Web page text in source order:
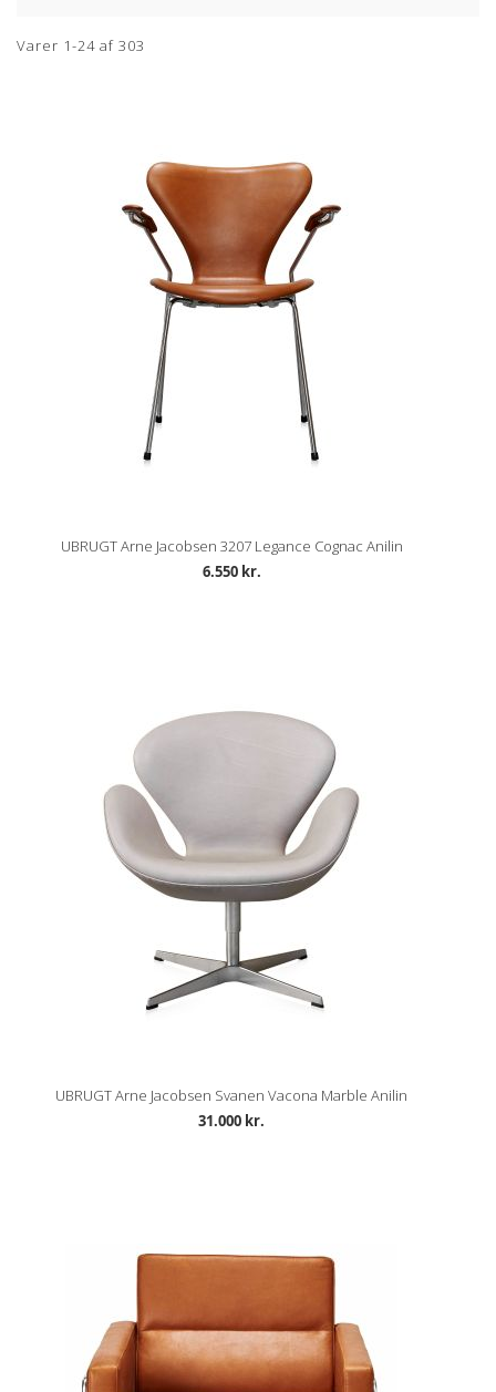
Varer 1-24 af 303
UBRUGT Arne Jacobsen 3207 Legance Cognac Anilin
6.550 kr.
UBRUGT Arne Jacobsen Svanen Vacona Marble Anilin
31.000 kr.